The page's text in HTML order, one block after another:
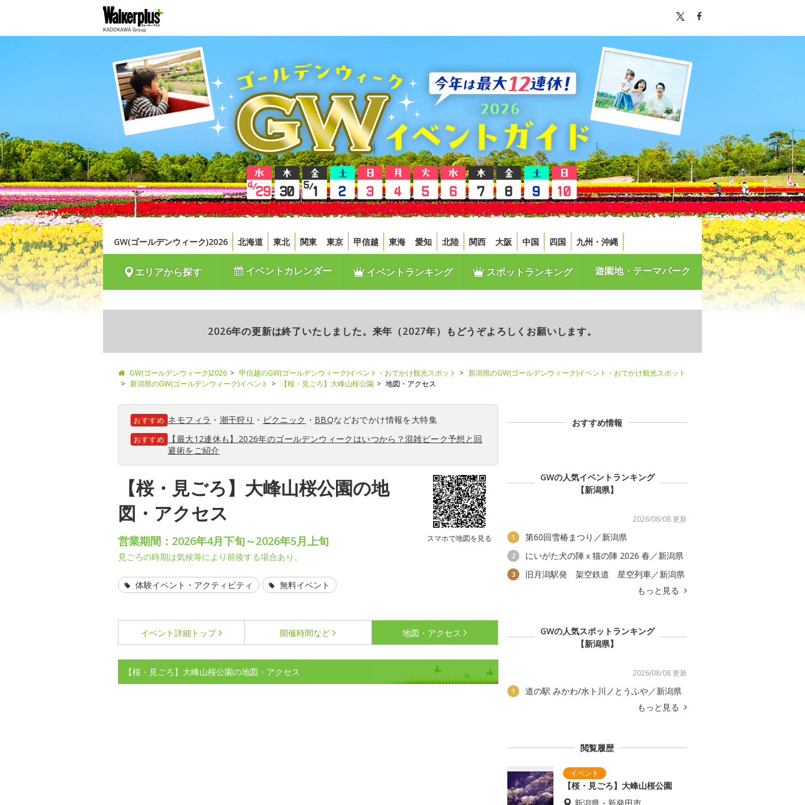
GW(ゴールデンウィーク)2026 北海道 東北 関東 東京 甲信越 東海 愛知 北陸 関西 大阪 中国 四国 九州・沖縄
エリアから探す イベントカレンダー イベントランキング スポットランキング 遊園地・テーマパーク
2026年の更新は終了いたしました。来年（2027年）もどうぞよろしくお願いします。
GW(ゴールデンウィーク)2026 甲信越のGW(ゴールデンウィーク)イベント・おでかけ観光スポット
新潟県のGW(ゴールデンウィーク)イベント・おでかけ観光スポット
新潟県のGW(ゴールデンウィーク)イベント
【桜・見ごろ】大峰山桜公園 地図・アクセス
おすすめ ネモフィラ ・ 潮干狩り ・ ピクニック ・ BBQなどおでかけ情報を大特集
おすすめ
【最大12連休も】2026年のゴールデンウィークはいつから？混雑ピーク予想と回
避術をご紹介
【桜・見ごろ】大峰山桜公園の地
図・アクセス
スマホで地図を見る
営業期間：2026年4月下旬～2026年5月上旬
見ごろの時期は気候等により前後する場合あり。
体験イベント・アクティビティ 無料イベント
イベント詳細 トップ 開催時間など 地図・アクセス
【桜・見ごろ】大峰山桜公園の地図・アクセス
おすすめ情報
GWの人気イベントランキング
【新潟県】
2026/08/08 更新
1 第60回雪椿まつり／新潟県
2 にいがた犬の陣ｘ猫の陣 2026 春／新潟県
3
旧月潟駅発 架空鉄道 星空列車／新潟県
もっと見る
GWの人気スポットランキング
【新潟県】
2026/08/08 更新
1
道の駅 みかわ/水ト川ノとうふや／新潟県
もっと見る
閲覧履歴
【桜・見ごろ】大峰山桜公園